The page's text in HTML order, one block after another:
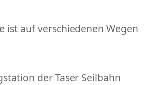
ist auf verschiedenen Wegen
der Taser Seilbahn